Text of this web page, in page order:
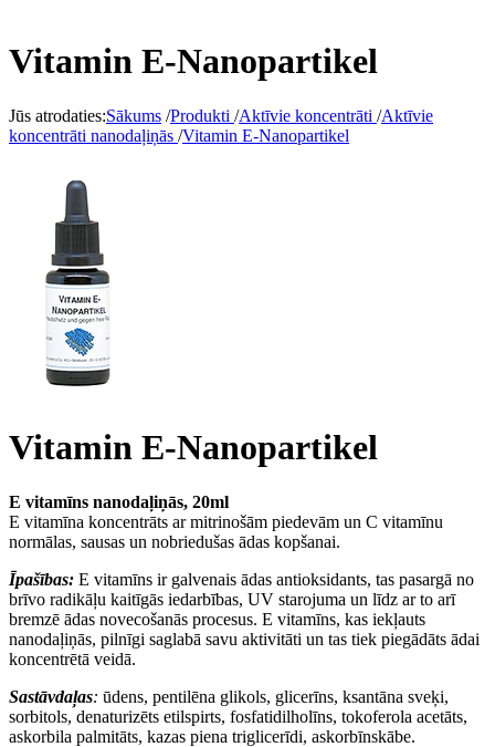
Vitamin E-Nanopartikel
Jūs atrodaties:Sākums /Produkti /Aktīvie koncentrāti /Aktīvie
koncentrāti nanodaļiņās /Vitamin E-Nanopartikel
Vitamin E-Nanopartikel
E vitamīns nanodaļiņās, 20ml
E vitamīna koncentrāts ar mitrinošām piedevām un C vitamīnu
normālas, sausas un nobriedušas ādas kopšanai.
Īpašības: E vitamīns ir galvenais ādas antioksidants, tas pasargā no
brīvo radikāļu kaitīgās iedarbības, UV starojuma un līdz ar to arī
bremzē ādas novecošanās procesus. E vitamīns, kas iekļauts
nanodaļiņās, pilnīgi saglabā savu aktivitāti un tas tiek piegādāts ādai
koncentrētā veidā.
Sastāvdaļas: ūdens, pentilēna glikols, glicerīns, ksantāna sveķi,
sorbitols, denaturizēts etilspirts, fosfatidilholīns, tokoferola acetāts,
askorbila palmitāts, kazas piena triglicerīdi, askorbīnskābe.